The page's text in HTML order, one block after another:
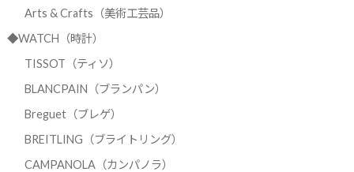
Arts & Crafts（美術工芸品）
◆WATCH（時計）
TISSOT（ティソ）
BLANCPAIN（ブランパン）
Breguet（ブレゲ）
BREITLING（ブライトリング）
CAMPANOLA（カンパノラ）